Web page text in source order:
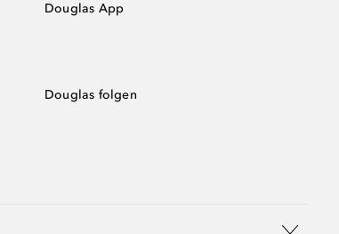
Douglas App
Douglas folgen